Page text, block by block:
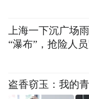
后，影评人及本
后谈。10月22
教育产教研合作
将在成龙影视传
行业组织探讨影
上海一下沉广场
“瀑布”，抢险人
盗香窃玉：我的